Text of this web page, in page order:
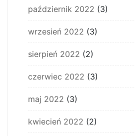
październik 2022 (3)
wrzesień 2022 (3)
sierpień 2022 (2)
czerwiec 2022 (3)
maj 2022 (3)
kwiecień 2022 (2)